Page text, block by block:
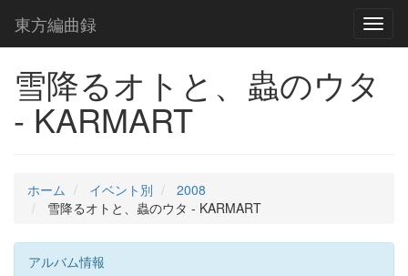
東方編曲録
雪降るオトと、蟲のウタ
- KARMART
ホーム イベント別
2008
雪降るオトと、蟲のウタ - KARMART
アルバム情報